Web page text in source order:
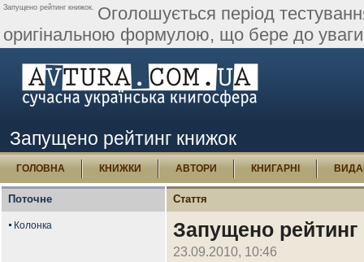
Запущено рейтинг книжок. Оголошується період
оригінальною формулою, що бере до уваги
Запущено рейтинг книжок
ГОЛОВНА КНИЖКИ АВТОРИ КНИГАРНІ
Поточне
Колонка
Стаття
Запущено рейтинг
23.09.2010, 10:46